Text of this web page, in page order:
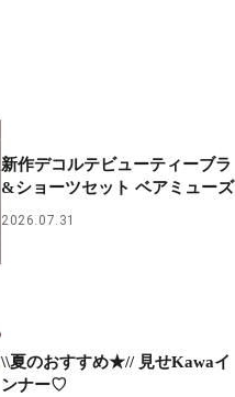
新作デコルテビューティーブラ
&ショーツセット ベアミューズ
2026.07.31
\\夏のおすすめ★// 見せKawaイ
ンナー♡